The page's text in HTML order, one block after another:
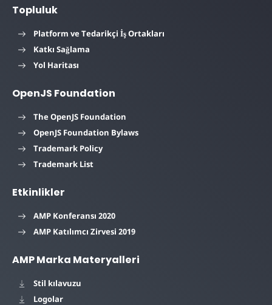
Topluluk
Platform ve Tedarikçi İş Ortakları
Katkı Sağlama
Yol Haritası
OpenJS Foundation
The OpenJS Foundation
OpenJS Foundation Bylaws
Trademark Policy
Trademark List
Etkinlikler
AMP Konferansı 2020
AMP Katılımcı Zirvesi 2019
AMP Marka Materyalleri
Stil kılavuzu
Logolar